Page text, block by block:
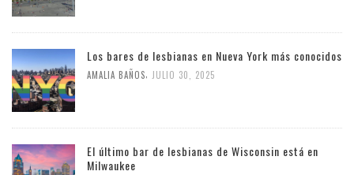
Los bares de lesbianas en Nueva York más conocidos
AMALIA BAÑOS, JULIO 30, 2025
El último bar de lesbianas de Wisconsin está en
Milwaukee